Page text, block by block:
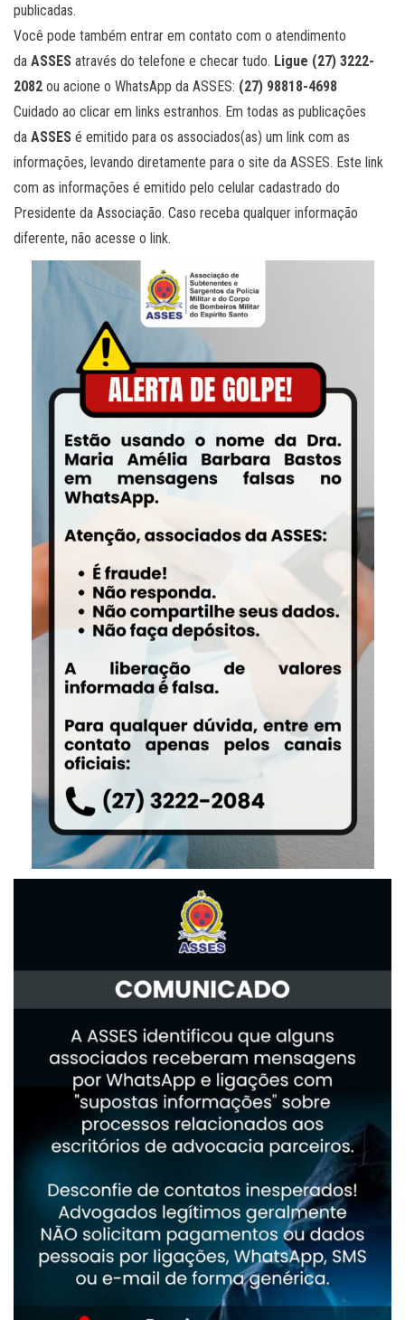
publicadas.
Você pode também entrar em contato com o atendimento
da ASSES através do telefone e checar tudo. Ligue (27) 3222-
2082 ou acione o WhatsApp da ASSES: (27) 98818-4698
Cuidado ao clicar em links estranhos. Em todas as publicações
da ASSES é emitido para os associados(as) um link com as
informações, levando diretamente para o site da ASSES. Este link
com as informações é emitido pelo celular cadastrado do
Presidente da Associação. Caso receba qualquer informação
diferente, não acesse o link.